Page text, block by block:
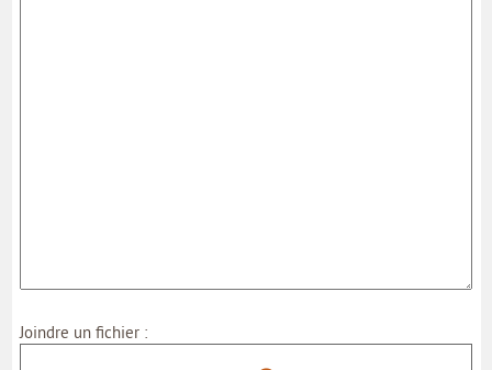
Joindre un fichier :